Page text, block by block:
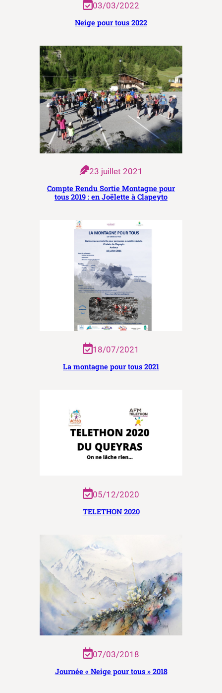
03/03/2022
Neige pour tous 2022
23 juillet 2021
Compte Rendu Sortie Montagne pour
tous 2019 : en Joëlette à Clapeyto
18/07/2021
La montagne pour tous 2021
05/12/2020
TELETHON 2020
07/03/2018
Journée « Neige pour tous » 2018